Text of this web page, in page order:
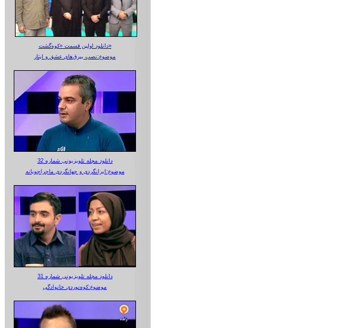
دانلود اولین قسمت «کوه‌گشت»
موضوع:نصب بیرق‌های عشق و ایثار
دانلود مجله تلویزیونی شماره 32
موضوع:ایرانگردی و جهانگردی ماجراجویانه
دانلود مجله تلویزیونی شماره 31
موضوع:کوه‌نوردی خانوادگی